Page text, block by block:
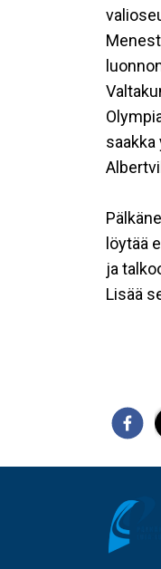
löytää
ja
Lisää